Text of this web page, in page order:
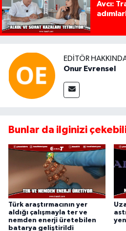
Avcı:
EDITÖR
Onur Evrensel
Bunlar da ilginizi
Türk araştırmacının yer
aldığı çalışmayla ter ve
nemden enerji üretebilen
batarya geliştirildi